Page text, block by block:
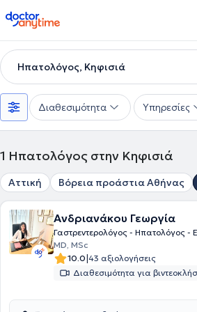
doctoranytime
Ηπατολόγος, Κηφισιά
Διαθεσιμότητα Υπηρεσίες
1 Ηπατολόγος στην Κηφισιά
Αττική Βόρεια προάστια Αθήνας
Ανδριανάκου Γεωργία
Γαστρεντερολόγος - Ηπατολόγος -
MD, MSc
10.0|43 αξιολογήσεις
Διαθεσιμότητα για